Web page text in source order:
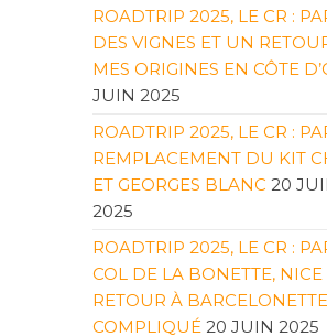
ROADTRIP 2025, LE CR :
DES VIGNES ET UN
MES ORIGINES EN CÔTE
JUIN 2025
ROADTRIP 2025, LE CR :
REMPLACEMENT DU KIT
ET GEORGES BLANC 20
2025
ROADTRIP 2025, LE CR :
COL DE LA BONETTE, NICE
RETOUR À BARCELONETTE
COMPLIQUÉ 20 JUIN 2025